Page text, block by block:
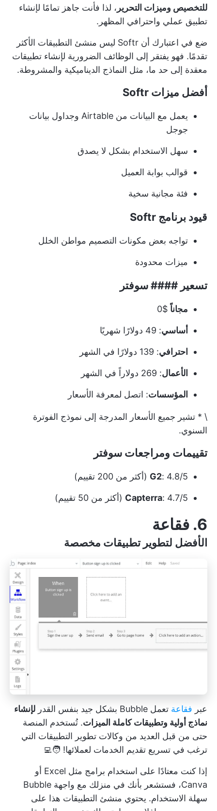
للتخصيص وميزات التحرير ، لذا فأنت جاهز تمامًا لإنشاء
تطبيق عملي واحترافي المظهر.
ضع في اعتبارك أن Softr ليس منشئ التطبيقات الأكثر
تقدمًا. فهو يفتقر إلى الوظائف الضرورية لإنشاء تطبيقات
معقدة إلى حد ما، مثل النماذج الديناميكية والمشروطة.
أفضل ميزات Softr
يعمل مع البيانات من Airtable وجداول بيانات
جوجل
سهل الاستخدام بشكل لا يصدق
قوالب بوابة العميل
فئة مجانية سخية
قيود برنامج Softr
تواجه بعض مكونات التصميم مواطن الخلل
ميزات محدودة
تسعير #### سوفتر
مجاناً $0
أساسي: 49 دولارًا شهريًا
احترافي: 139 دولارًا في الشهر
الأعمال: 269 دولاراً في الشهر
المؤسسات: اتصل لمعرفة الأسعار
\ * تشير جميع الأسعار المدرجة إلى نموذج الفوترة
السنوي.
تقييمات ومراجعات سوفتر
G2: 4.8/5 (أكثر من 200 تقييم)
Capterra: 4.7/5 (أكثر من 50 تقييم)
6. فقاعة
الأفضل لتطوير تطبيقات مخصصة
عبر فقاعة تعمل Bubble بشكل جيد بنفس القدر
لإنشاء
نماذج أولية وتطبيقات كاملة الميزات. تُستخدم المنصة
حتى من قبل العديد من وكالات تطوير التطبيقات التي
ترغب في تسريع تقديم الخدمات لعملائها! 🧑‍💻
إذا كنت معتادًا على استخدام برامج مثل Excel أو
Canva، فستشعر بأنك في منزلك مع واجهة Bubble
سهلة الاستخدام. يحتوي منشئ التطبيقات هذا على